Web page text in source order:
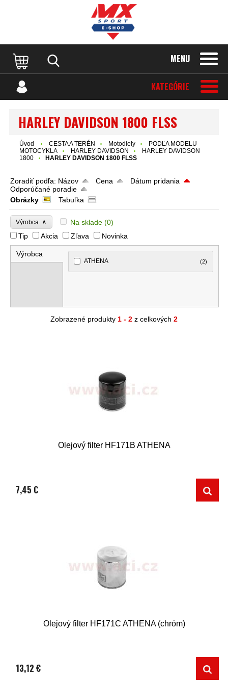
MENU
KATEGÓRIE
HARLEY DAVIDSON 1800 FLSS
Úvod CESTA A TERÉN Motodiely
PODĽA MODELU
MOTOCYKLA
HARLEY DAVIDSON
HARLEY DAVIDSON
1800
HARLEY DAVIDSON 1800 FLSS
Zoradiť podľa: Názov Cena
Dátum pridania
Odporúčané poradie
Obrázky
Tabuľka
Výrobca ∧ Na sklade (0)
Tip
Akcia Zľava Novinka
Výrobca
ATHENA (2)
Zobrazené produkty 1 - 2 z celkových 2
Olejový filter HF171B ATHENA
7,45 €
Olejový filter HF171C ATHENA (chróm)
13,12 €